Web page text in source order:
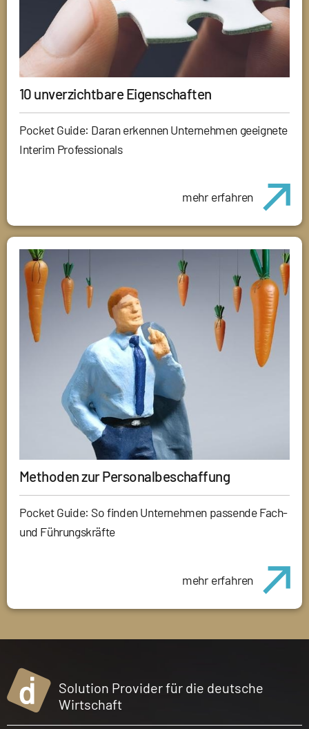
10 unverzichtbare Eigenschaften
Pocket Guide: Daran erkennen Unternehmen geeignete
Interim Professionals
mehr erfahren
Methoden zur Personalbeschaffung
Pocket Guide: So finden Unternehmen passende Fach-
und Führungskräfte
mehr erfahren
Solution Provider für die deutsche
Wirtschaft